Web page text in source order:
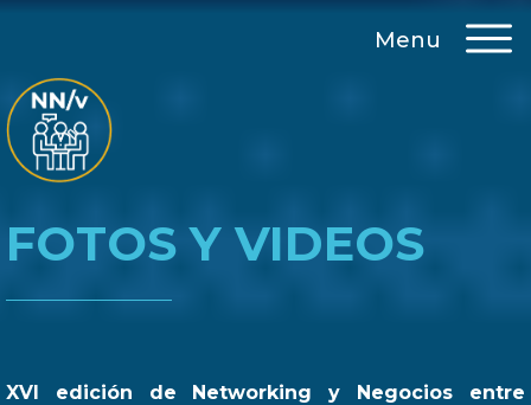
Menu
FOTOS Y VIDEOS
XVI edición de Networking y Negocios entre